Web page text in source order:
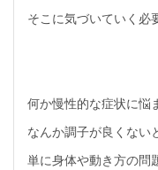
そこに気づいていく必
何か慢性的な症状に悩
なんか調子が良くない
単に身体や動き方の問